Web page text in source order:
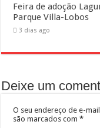
Feira de adoção
Parque Villa-Lobos
3 dias ago
Deixe um
O seu endereço de e-
são marcados com*